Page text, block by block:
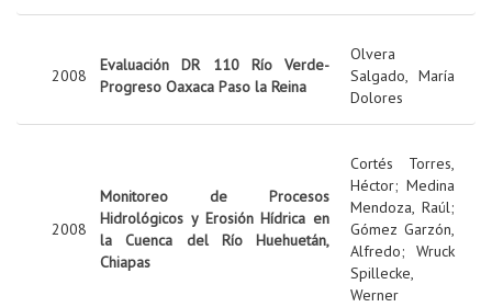
2008
Evaluación DR 110 Río Verde-
Progreso Oaxaca Paso la Reina
Olvera
Salgado, María
Dolores
2008
Monitoreo de Procesos
Hidrológicos y Erosión Hídrica en
la Cuenca del Río Huehuetán,
Chiapas
Cortés Torres,
Héctor; Medina
Mendoza, Raúl;
Gómez Garzón,
Alfredo; Wruck
Spillecke,
Werner